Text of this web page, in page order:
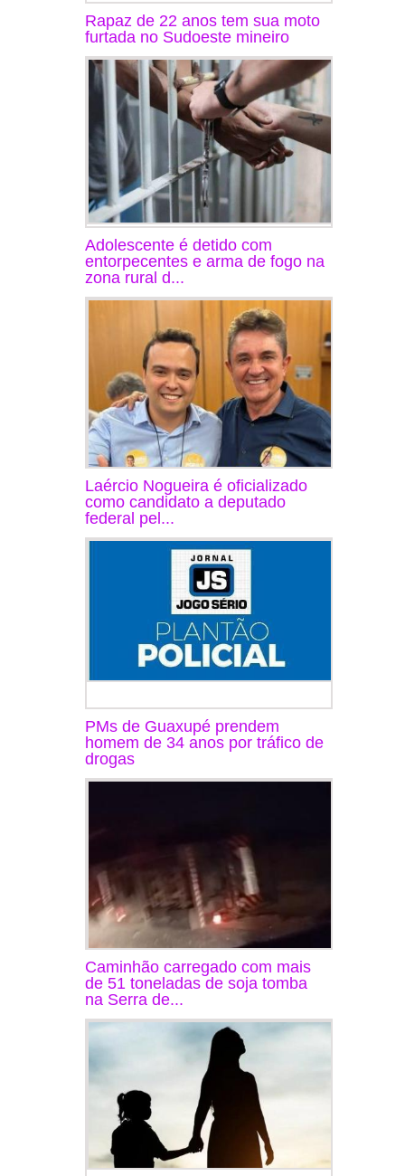
Rapaz de 22 anos tem sua moto
furtada no Sudoeste mineiro
Adolescente é detido com
entorpecentes e arma de fogo na
zona rural d...
Laércio Nogueira é oficializado
como candidato a deputado
federal pel...
PMs de Guaxupé prendem
homem de 34 anos por tráfico de
drogas
Caminhão carregado com mais
de 51 toneladas de soja tomba
na Serra de...